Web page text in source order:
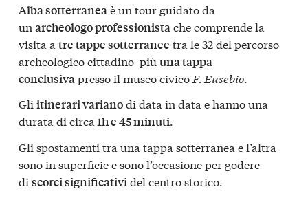
Alba sotterraneaè un tour guidato da
un archeologo professionistache comprende la
visita a tre tappe sotterranee tra le 32 del percorso
archeologico cittadino più una tappa
conclusivapresso il museo civico F. Eusebio.
Gli itinerari varianodi data in data e hanno una
durata di circa 1h e 45 minuti.
Gli spostamenti tra una tappa sotterranea e l’altra
sono in superficie e sono l’occasione per godere
di scorci significatividel centro storico.